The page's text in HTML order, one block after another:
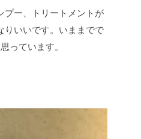
プー、トリートメントが
りいいです。いままでで
っています。